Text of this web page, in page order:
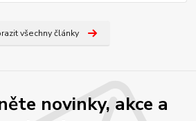
všechny články
novinky, akce a